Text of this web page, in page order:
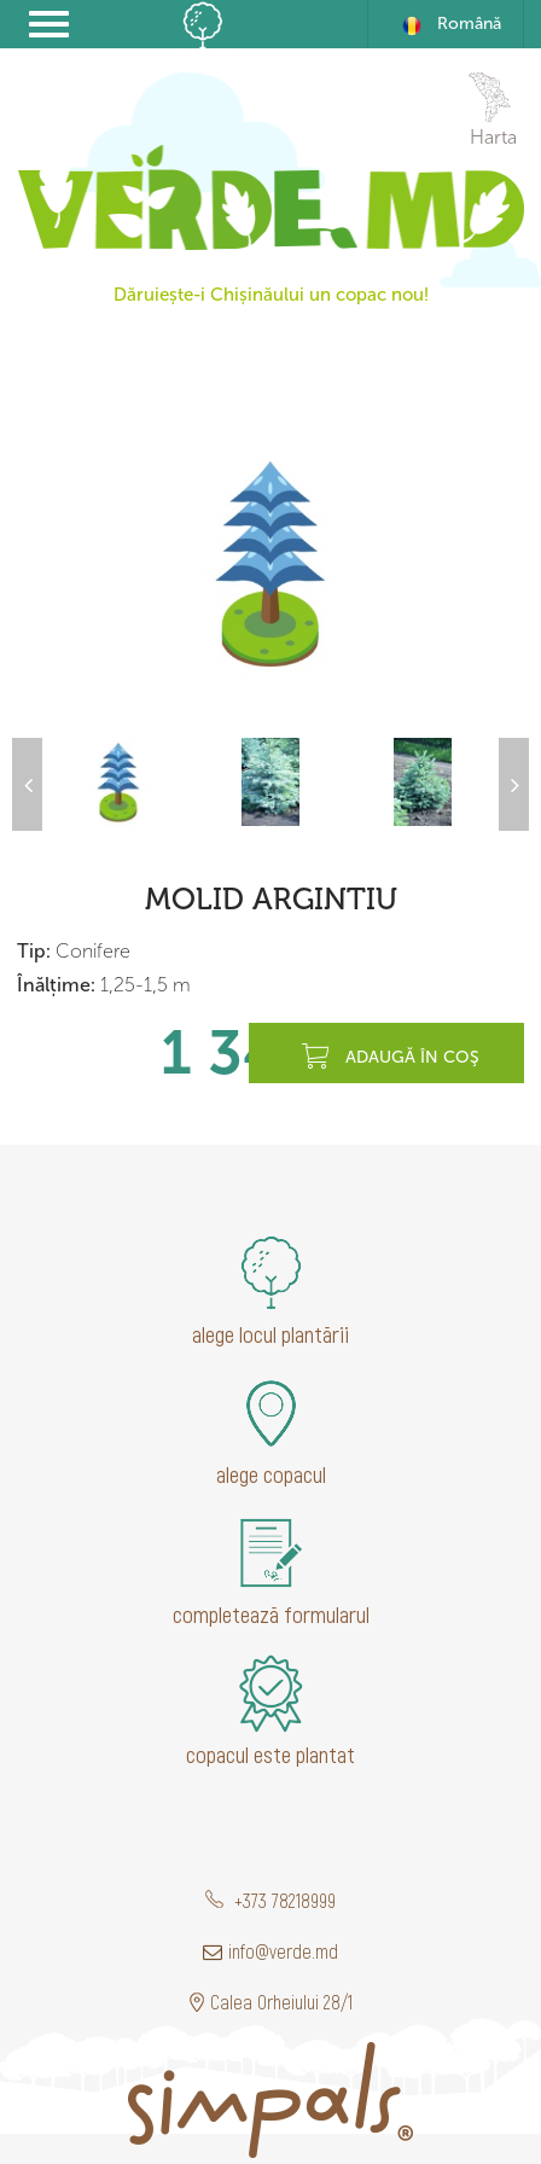
Română
Dăruiește-i Chișinăului un copac nou!
Harta
MOLID ARGINTIU
Tip: Conifere
Înălțime: 1,25-1,5 m
1 340 lei
ADAUGĂ ÎN COŞ
alege locul plantării
alege copacul
completează formularul
copacul este plantat
+373 78218999
info@verde.md
Calea Orheiului 28/1